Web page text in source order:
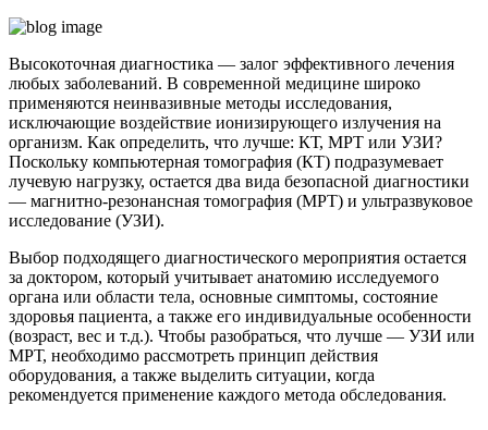
Высокоточная диагностика — залог эффективного лечения
любых заболеваний. В современной медицине широко
применяются неинвазивные методы исследования,
исключающие воздействие ионизирующего излучения на
организм. Как определить, что лучше: КТ, МРТ или УЗИ?
Поскольку компьютерная томография (КТ) подразумевает
лучевую нагрузку, остается два вида безопасной диагностики
— магнитно-резонансная томография (МРТ) и ультразвуковое
исследование (УЗИ).
Выбор подходящего диагностического мероприятия остается
за доктором, который учитывает анатомию исследуемого
органа или области тела, основные симптомы, состояние
здоровья пациента, а также его индивидуальные особенности
(возраст, вес и т.д.). Чтобы разобраться, что лучше — УЗИ или
МРТ, необходимо рассмотреть принцип действия
оборудования, а также выделить ситуации, когда
рекомендуется применение каждого метода обследования.